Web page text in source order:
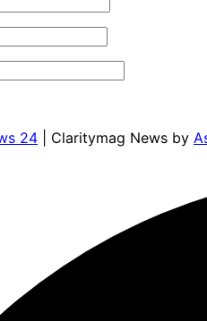
24 | Claritymag News by